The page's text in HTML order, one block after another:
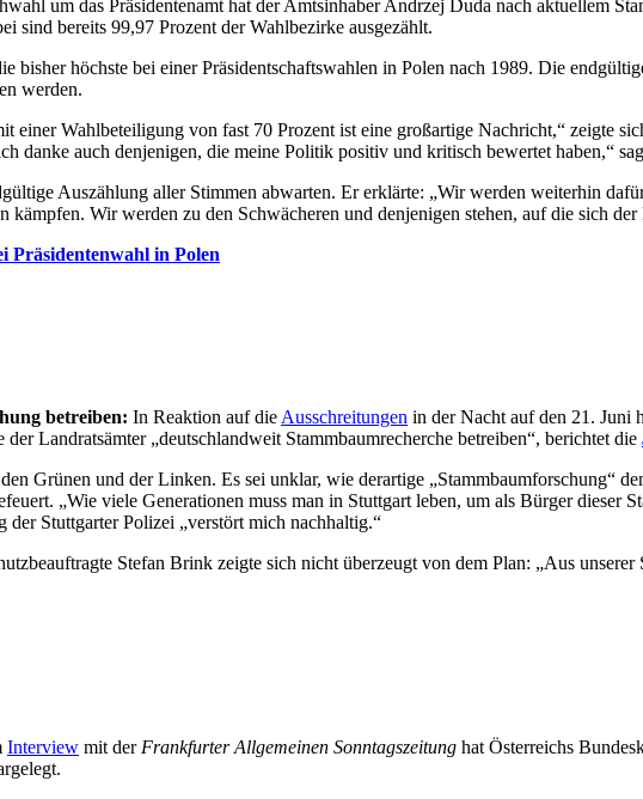
um das Präsidentenamt hat der Amtsinhaber Andrzej Duda nach aktuellem
sind bereits 99,97 Prozent der Wahlbezirke ausgezählt.
bisher höchste bei einer Präsidentschaftswahlen in Polen nach 1989. Die
werden.
einer Wahlbeteiligung von fast 70 Prozent ist eine großartige Nachricht,“ zeigte
danke auch denjenigen, die meine Politik positiv und kritisch bewertet haben,“
Auszählung aller Stimmen abwarten. Er erklärte: „Wir werden weiterhin
kämpfen. Wir werden zu den Schwächeren und denjenigen stehen, auf die sich
Präsidentenwahl in Polen
betreiben: In Reaktion auf die Ausschreitungen in der Nacht auf den 21. Juni
Landratsämter „deutschlandweit Stammbaumrecherche betreiben“, berichtet die
Grünen und der Linken. Es sei unklar, wie derartige „Stammbaumforschung“
„Wie viele Generationen muss man in Stuttgart leben, um als Bürger dieser
der Stuttgarter Polizei „verstört mich nachhaltig.“
Stefan Brink zeigte sich nicht überzeugt von dem Plan: „Aus unserer
Interview mit der Frankfurter Allgemeinen Sonntagszeitung hat Österreichs